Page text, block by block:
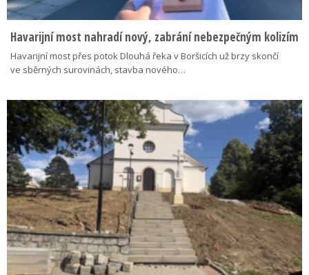
Havarijní most nahradí nový, zabrání nebezpečným kolizím
Havarijní most přes potok Dlouhá řeka v Boršicích už brzy skončí
ve sběrných surovinách, stavba nového…